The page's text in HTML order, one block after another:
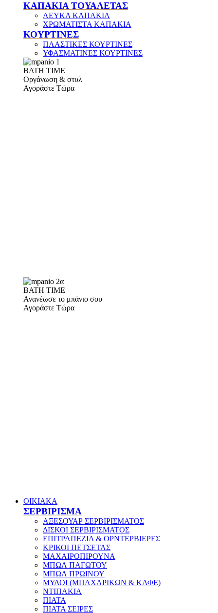
ΚΑΠΑΚΙΑ ΤΟΥΑΛΕΤΑΣ
ΛΕΥΚΑ ΚΑΠΑΚΙΑ
ΧΡΩΜΑΤΙΣΤΑ ΚΑΠΑΚΙΑ
ΚΟΥΡΤΙΝΕΣ
ΠΛΑΣΤΙΚΕΣ ΚΟΥΡΤΙΝΕΣ
ΥΦΑΣΜΑΤΙΝΕΣ ΚΟΥΡΤΙΝΕΣ
ΒΑΤΗ ΤΙΜΕ
Οργάνωση & στυλ
Αγοράστε Τώρα
BATH TIME
Ανανέωσε το μπάνιο σου
Αγοράστε Τώρα
ΟΙΚΙΑΚΑ
ΣΕΡΒΙΡΙΣΜΑ
ΑΞΕΣΟΥΑΡ ΣΕΡΒΙΡΙΣΜΑΤΟΣ
ΔΙΣΚΟΙ ΣΕΡΒΙΡΙΣΜΑΤΟΣ
ΕΠΙΤΡΑΠΕΖΙΑ & ΟΡΝΤΕΡΒΙΕΡΕΣ
ΚΡΙΚΟΙ ΠΕΤΣΕΤΑΣ
ΜΑΧΑΙΡΟΠΙΡΟΥΝΑ
ΜΠΩΛ ΠΑΓΩΤΟΥ
ΜΠΩΛ ΠΡΩΙΝΟΥ
ΜΥΛΟΙ (ΜΠΑΧΑΡΙΚΩΝ & ΚΑΦΕ)
ΝΤΙΠΑΚΙΑ
ΠΙΑΤΑ
ΠΙΑΤΑ ΣΕΙΡΕΣ